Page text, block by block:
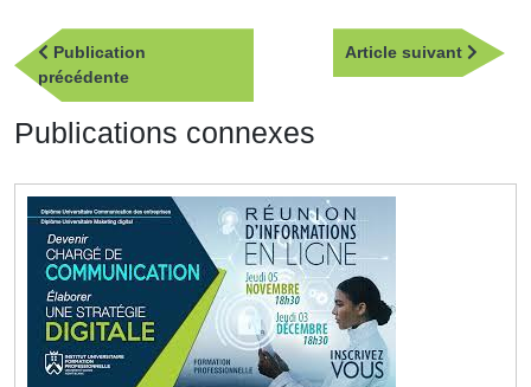
Navigation
de
l’article
Publication
précédentePublication
précédente
Article suivant
Article
Publications connexes